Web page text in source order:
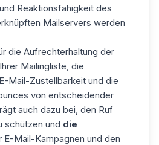
Reaktionsfähigkeit des
Mailservers werden
die Aufrechterhaltung der
Mailingliste, die
Mail-Zustellbarkeit und die
von entscheidender
auch dazu bei, den Ruf
schützen und die
E-Mail-Kampagnen und den